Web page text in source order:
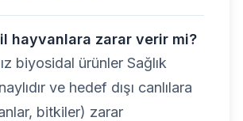
hayvanlara zarar verir mi?
biyosidal ürünler Sağlık
ve hedef dışı canlılara
bitkiler) zarar